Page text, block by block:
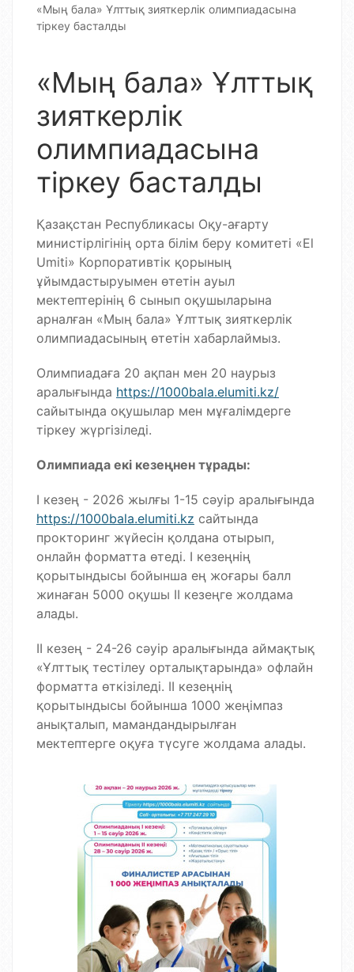
«Мың бала» Ұлттық зияткерлік олимпиадасына
тіркеу басталды
«Мың бала» Ұлттық
зияткерлік
олимпиадасына
тіркеу басталды
Қазақстан Республикасы Оқу-ағарту
министірлігінің орта білім беру комитеті «El
Umiti» Корпоративтік қорының
ұйымдастыруымен өтетін ауыл
мектептерінің 6 сынып оқушыларына
арналған «Мың бала» Ұлттық зияткерлік
олимпиадасының өтетін хабарлаймыз.
Олимпиадаға 20 ақпан мен 20 наурыз
аралығында https://1000bala.elumiti.kz/
сайытында оқушылар мен мұғалімдерге
тіркеу жүргізіледі.
Олимпиада екі кезеңнен тұрады:
I кезең - 2026 жылғы 1-15 сәуір аралығында
https://1000bala.elumiti.kz сайтында
прокторинг жүйесін қолдана отырып,
онлайн форматта өтеді. I кезеңнің
қорытындысы бойынша ең жоғары балл
жинаған 5000 оқушы II кезеңге жолдама
алады.
II кезең - 24-26 сәуір аралығында аймақтық
«Ұлттық тестілеу орталықтарында» офлайн
форматта өткізіледі. II кезеңнің
қорытындысы бойынша 1000 жеңімпаз
анықталып, мамандандырылған
мектептерге оқуға түсуге жолдама алады.